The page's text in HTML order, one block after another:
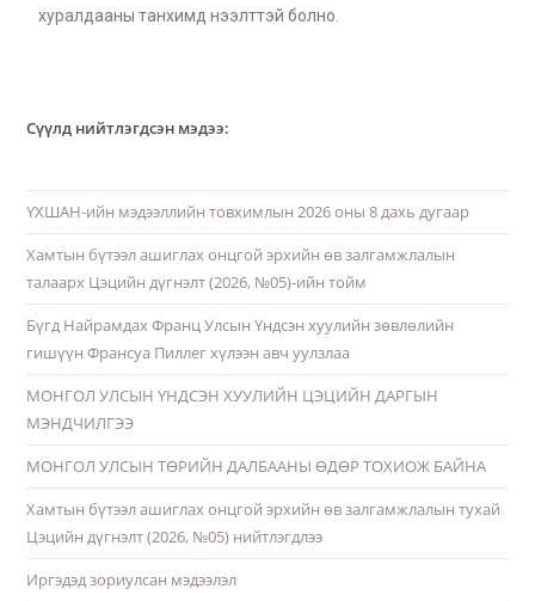
хуралдааны танхимд нээлттэй болно.
Сүүлд нийтлэгдсэн мэдээ:
ҮХШАН-ийн мэдээллийн товхимлын 2026 оны 8 дахь дугаар
Хамтын бүтээл ашиглах онцгой эрхийн өв залгамжлалын
талаарх Цэцийн дүгнэлт (2026, №05)-ийн тойм
Бүгд Найрамдах Франц Улсын Үндсэн хуулийн зөвлөлийн
гишүүн Франсуа Пиллег хүлээн авч уулзлаа
МОНГОЛ УЛСЫН ҮНДСЭН ХУУЛИЙН ЦЭЦИЙН ДАРГЫН
МЭНДЧИЛГЭЭ
МОНГОЛ УЛСЫН ТӨРИЙН ДАЛБААНЫ ӨДӨР ТОХИОЖ БАЙНА
Хамтын бүтээл ашиглах онцгой эрхийн өв залгамжлалын тухай
Цэцийн дүгнэлт (2026, №05) нийтлэгдлээ
Иргэдэд зориулсан мэдээлэл